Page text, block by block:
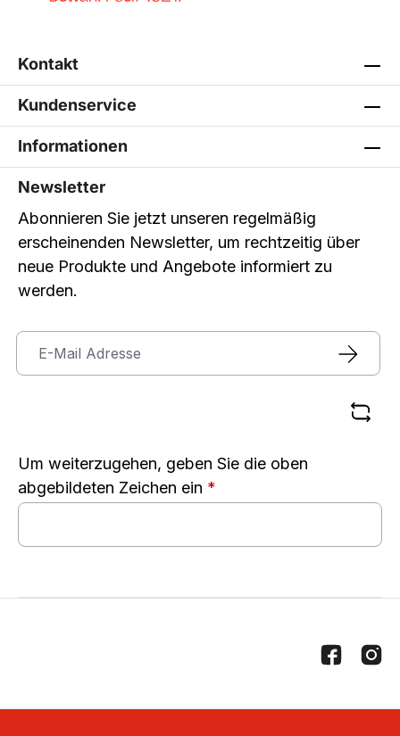
Kontakt
Kundenservice
Informationen
Newsletter
Abonnieren Sie jetzt unseren regelmäßig
erscheinenden Newsletter, um rechtzeitig über
neue Produkte und Angebote informiert zu
werden.
Um weiterzugehen, geben Sie die oben
abgebildeten Zeichen ein *